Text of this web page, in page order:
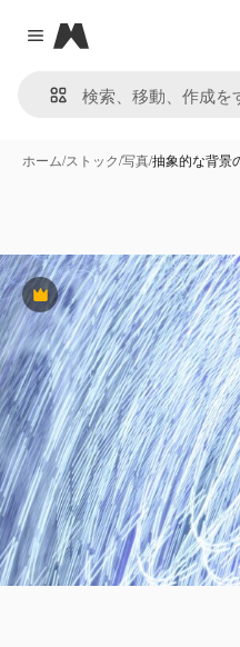
Close menu
Magnific
ホーム/ストック/写真/抽象的な背景
Premium